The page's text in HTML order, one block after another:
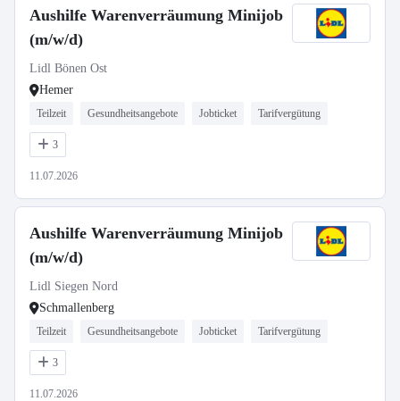
Aushilfe Warenverräumung Minijob
(m/w/d)
Lidl Bönen Ost
Hemer
Teilzeit Gesundheitsangebote Jobticket Tarifvergütung
3
11.07.2026
Aushilfe Warenverräumung Minijob
(m/w/d)
Lidl Siegen Nord
Schmallenberg
Teilzeit Gesundheitsangebote Jobticket Tarifvergütung
3
11.07.2026